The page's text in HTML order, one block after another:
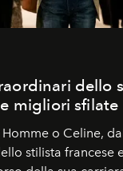
dello
migliori sfilate
o Celine,
stilista francese